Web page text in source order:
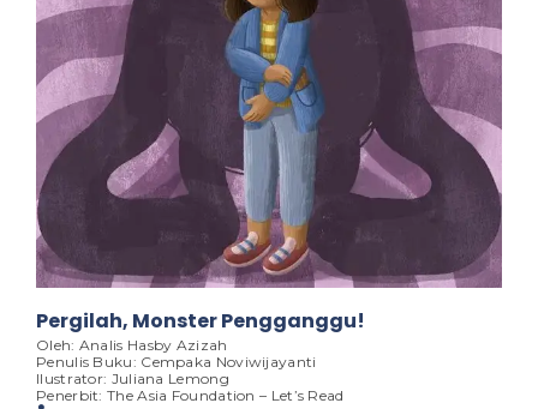
Pergilah, Monster Pengganggu!
Oleh: Analis Hasby Azizah
Penulis Buku: Cempaka Noviwijayanti
Ilustrator: Juliana Lemong
Penerbit: The Asia Foundation – Let’s Read